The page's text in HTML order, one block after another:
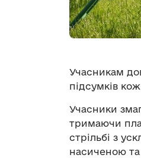
Учасникам
підсумків
Учасники
тримаючи
стрільбі з
насиченою та